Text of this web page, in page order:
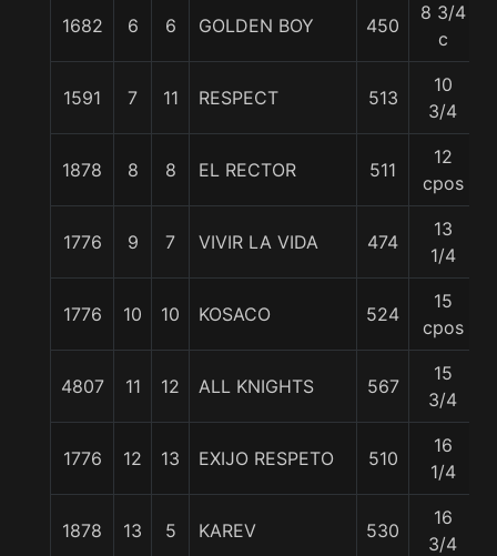
1682 6 6 GOLDEN BOY 450
8 3/4
c
1591 7 11 RESPECT 513
10
3/4
1878 8 8 EL RECTOR 511
12
cpos
1776 9 7 VIVIR LA VIDA 474
13
1/4
1776 10 10 KOSACO 524
15
cpos
4807 11 12 ALL KNIGHTS 567
15
3/4
1776 12 13 EXIJO RESPETO 510
16
1/4
1878 13 5 KAREV 530
16
3/4